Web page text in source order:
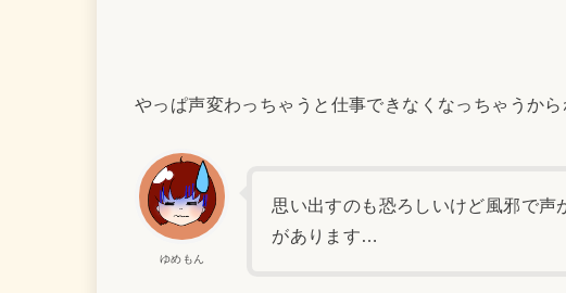
やっぱ声変わっちゃうと仕事できなくなっちゃうか
ゆめもん
思い出すのも恐ろしいけど風邪で声
があります…